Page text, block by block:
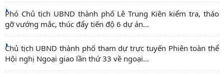
Phó Chủ tịch UBND thành phố Lê Trung Kiên kiểm tra, tháo
gỡ vướng mắc, thúc đẩy tiến độ 6 dự án...
Chủ tịch UBND thành phố tham dự trực tuyến Phiên toàn thể
Hội nghị Ngoại giao lần thứ 33 về ngoại...